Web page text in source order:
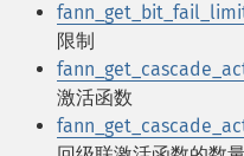
限制
激活函数